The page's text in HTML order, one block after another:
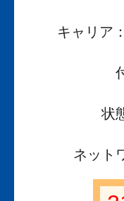
キャリア
状
ネット